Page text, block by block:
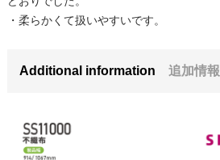
・柔らかくて扱いやすいです。
Additional information 追加情報
68,640円(税6,240円)